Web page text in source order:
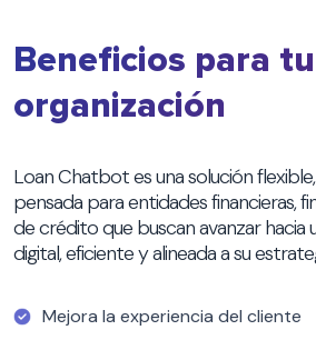
Beneficios para tu
organización
Loan Chatbot es una solución
pensada para entidades financieras,
de crédito que buscan avanzar hacia
digital, eficiente y alineada a su
Mejora la experiencia del cliente